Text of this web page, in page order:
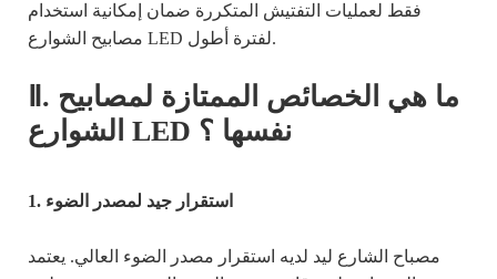
فقط لعمليات التفتيش المتكررة ضمان إمكانية استخدام
مصابيح الشوارع LED لفترة أطول.
Ⅱ. ما هي الخصائص الممتازة لمصابيح
الشوارع LED نفسها ؟
1. استقرار جيد لمصدر الضوء
مصباح الشارع ليد لديه استقرار مصدر الضوء العالي. يعتمد